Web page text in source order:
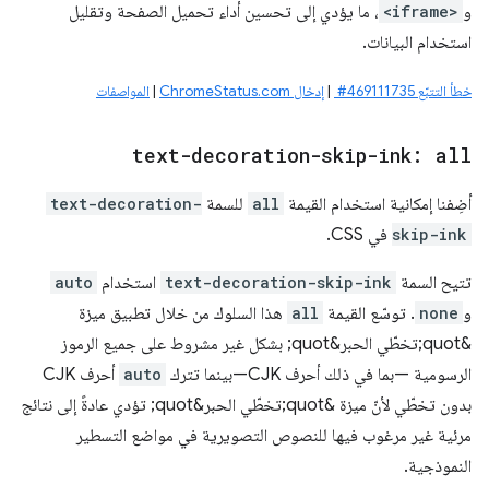
و <iframe> ، ما يؤدي إلى تحسين أداء تحميل الصفحة وتقليل
استخدام البيانات.
خطأ التتبّع ‎ #469111735 |إدخال ChromeStatus.com |المواصفات
text-decoration-skip-ink: all
أضِفنا إمكانية استخدام القيمة all للسمة text-decoration-
skip-ink في CSS.
تتيح السمة text-decoration-skip-ink استخدام auto
و none . توسّع القيمة all هذا السلوك من خلال تطبيق ميزة
&quot;تخطّي الحبر&quot; بشكل غير مشروط على جميع الرموز
الرسومية —بما في ذلك أحرف CJK—بينما تترك
auto
أحرف CJK
بدون تخطّي لأنّ ميزة &quot;تخطّي الحبر&quot; تؤدي عادةً إلى نتائج
مرئية غير مرغوب فيها للنصوص التصويرية في مواضع التسطير
النموذجية.